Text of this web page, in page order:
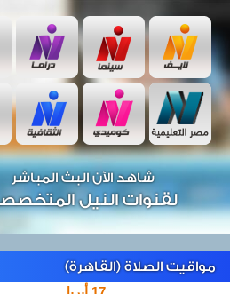
شاهد الآن البث المباشر
لقنوات النيل
مواقيت الصلاة (القاهرة)